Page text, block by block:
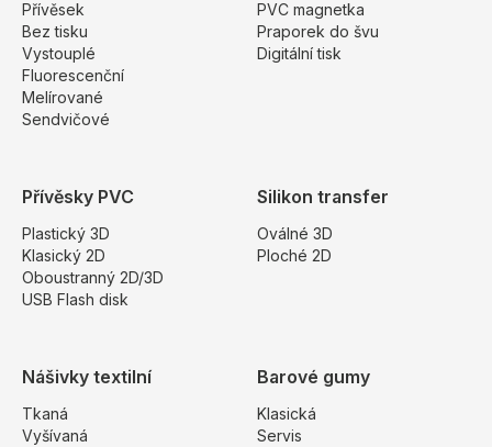
Přívěsek
Bez tisku
Vystouplé
Fluorescenční
Melírované
Sendvičové
PVC magnetka
Praporek do švu
Digitální tisk
Přívěsky PVC
Plastický 3D
Klasický 2D
Oboustranný 2D/3D
USB Flash disk
Silikon transfer
Oválné 3D
Ploché 2D
Nášivky textilní
Tkaná
Vyšívaná
Barové gumy
Klasická
Servis